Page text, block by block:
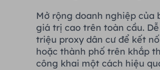
Mở rộng doanh nghiệp của
giá trị cao trên toàn cầu.
triệu proxy dân cư để kết
hoặc thành phố trên khắp
công khai một cách hiệu